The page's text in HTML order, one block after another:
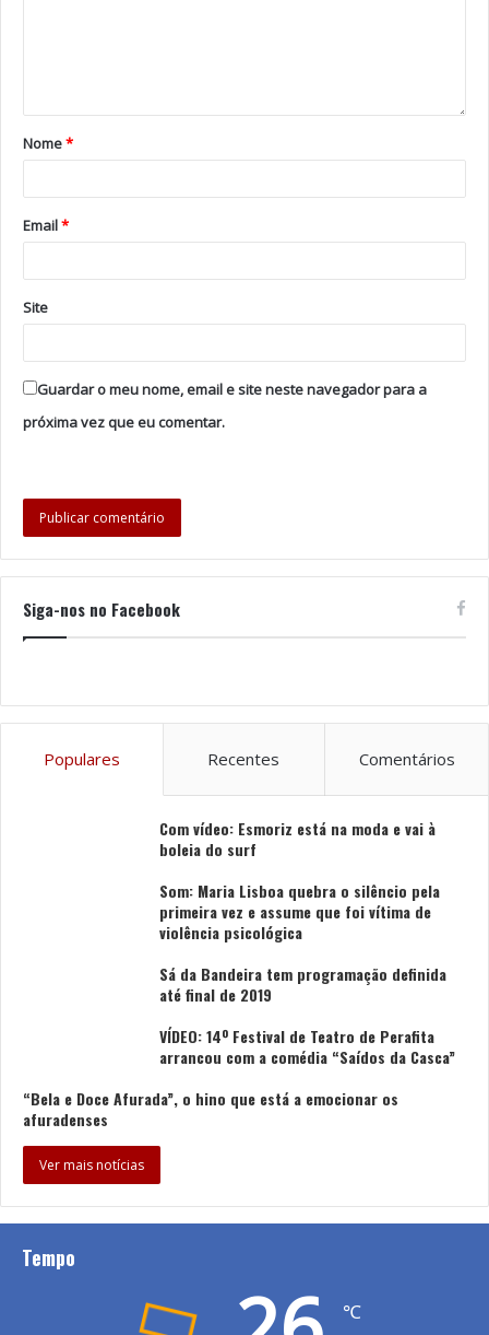
Nome*
Email*
Site
Guardar o meu nome, email e site neste navegador para a
próxima vez que eu comentar.
Siga-nos no Facebook
Populares Recentes Comentários
Com vídeo: Esmoriz está na moda e vai à
boleia do surf
Som: Maria Lisboa quebra o silêncio pela
primeira vez e assume que foi vítima de
violência psicológica
Sá da Bandeira tem programação definida
até final de 2019
VÍDEO: 14º Festival de Teatro de Perafita
arrancou com a comédia “Saídos da Casca”
“Bela e Doce Afurada”, o hino que está a emocionar os
afuradenses
Ver mais notícias
Tempo
℃